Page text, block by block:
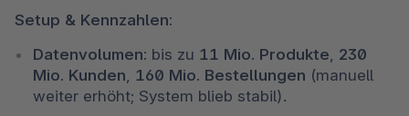
Setup & Kennzahlen:
Datenvolumen: bis zu 11 Mio. Produkte, 230
Mio. Kunden, 160 Mio. Bestellungen (manuell
weiter erhöht; System blieb stabil).